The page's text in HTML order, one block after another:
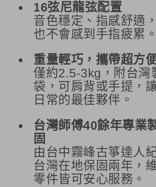
16弦尼龍弦配置
音色穩定、指感舒適
也不會感到手指疲累。
重量輕巧，攜帶超方
僅約2.5-3kg，附台灣
袋，可肩背或手提，
日常的最佳夥伴。
台灣師傅40餘年專業
固
由台中霧峰古箏達人
台灣在地保固兩年，
零件皆可安心服務。